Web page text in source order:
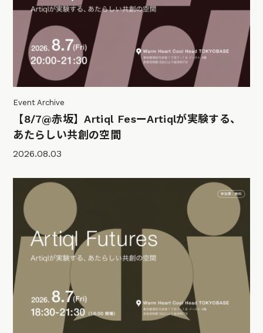
Event Archive
【8/7@赤坂】Artiql FesーArtiqlが実験する、
あたらしい共創の空間
2026.08.03